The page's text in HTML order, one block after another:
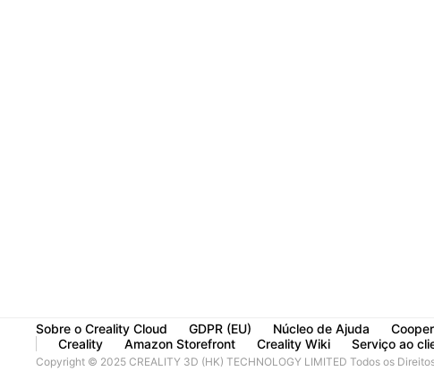
Sobre o Creality Cloud GDPR (EU) Núcleo de Ajuda
Creality
Amazon Storefront Creality Wiki Serviço ao
Copyright © 2025 CREALITY 3D (HK) TECHNOLOGY LIMITED Todos os